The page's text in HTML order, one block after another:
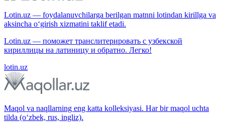
Lotin.uz — foydalanuvchilarga berilgan matnni lotindan kirillga va
aksincha o‘girish xizmatini taklif etadi.
Lotin.uz — поможет транслитерировать с узбекской
кириллицы на латиницу и обратно. Легко!
lotin.uz
Maqol va naqllarning eng katta kolleksiyasi. Har bir maqol uchta
tilda (o‘zbek, rus, ingliz).